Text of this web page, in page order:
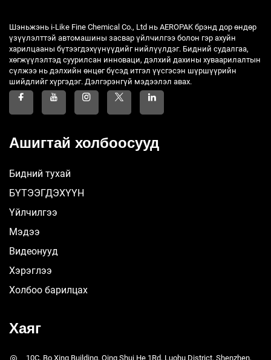
Шэньжэнь i-Like Fine Chemical Co., Ltd нь AEROPAK брэнд дор өндөр
үзүүлэлттэй автомашины засвар үйлчилгээ болон гэр ахуйн
харилцааны бүтээгдэхүүнүүдийг нийлүүлдэг. Бидний судалгаа,
хөгжүүлэлтэд суурилсан инноваци, дэлхий дахины хуваарилалтын
сүлжээ нь дэлхийн өнцөг бүсэд итгэл үүсгэсэн шүршүүрийн
шийдлийг хүргэдэг. Дэлгэрэнгүй мэдээлэл авах.
Ашигтай холбоосууд
Бидний тухай
БҮТЭЭГДЭХҮҮН
Үйлчилгээ
Мэдээ
Видеонууд
Хэрэглээ
Холбоо барилцах
Хаяг
10C, Bo Xing Building, Qing Shui He 1Rd, Luohu District, Shenzhen,